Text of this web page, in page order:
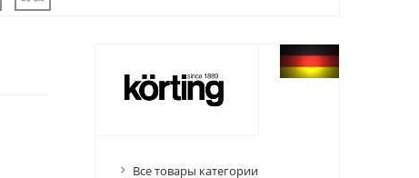
Все товары категории